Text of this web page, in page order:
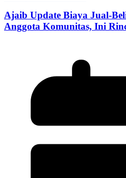
Ajaib Update Biaya Jual-
Anggota Komunitas, Ini